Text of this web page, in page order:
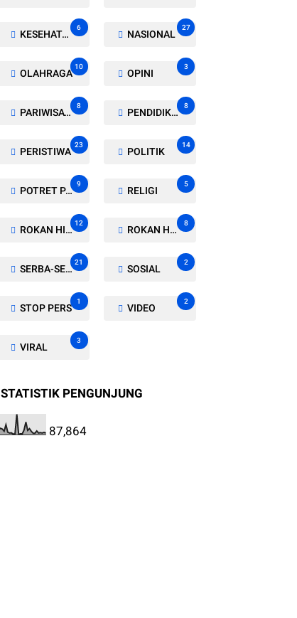
KESEHATAN
6
NASIONAL
27
OLAHRAGA
10
OPINI
3
PARIWISATA
8
PENDIDIKAN
8
PERISTIWA
23
POLITIK
14
POTRET PARLEMEN
9
RELIGI
5
ROKAN HILIR
12
ROKAN HULU
8
SERBA-SERBI
21
SOSIAL
2
STOP PERS
1
VIDEO
2
VIRAL
3
STATISTIK PENGUNJUNG
87,864